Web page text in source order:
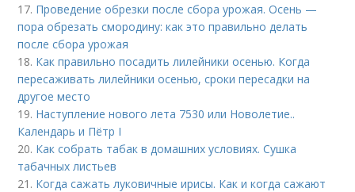
17. Проведение обрезки после сбора урожая. Осень —
пора обрезать смородину: как это правильно делать
после сбора урожая
18. Как правильно посадить лилейники осенью. Когда
пересаживать лилейники осенью, сроки пересадки на
другое место
19. Наступление нового лета 7530 или Новолетие..
Календарь и Пётр I
20. Как собрать табак в домашних условиях. Сушка
табачных листьев
21. Когда сажать луковичные ирисы. Как и когда сажают